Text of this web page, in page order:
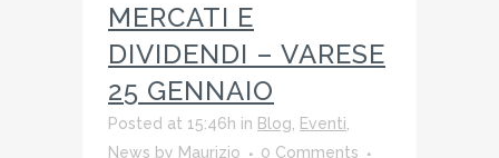
MERCATI E
DIVIDENDI – VARESE
25 GENNAIO
Posted at 15:46h in Blog, Eventi,
News by Maurizio
0 Comments